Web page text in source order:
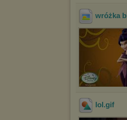
wróżka
lol .gif